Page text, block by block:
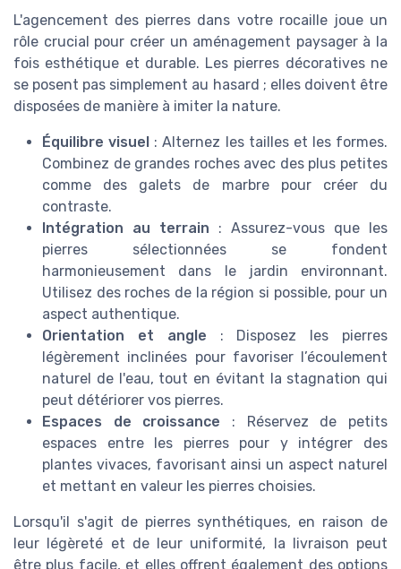
L'agencement des pierres dans votre rocaille joue un
rôle crucial pour créer un aménagement paysager à la
fois esthétique et durable. Les pierres décoratives ne
se posent pas simplement au hasard ; elles doivent être
disposées de manière à imiter la nature.
Équilibre visuel : Alternez les tailles et les formes.
Combinez de grandes roches avec des plus petites
comme des galets de marbre pour créer du
contraste.
Intégration au terrain : Assurez-vous que les
pierres sélectionnées se fondent
harmonieusement dans le jardin environnant.
Utilisez des roches de la région si possible, pour un
aspect authentique.
Orientation et angle : Disposez les pierres
légèrement inclinées pour favoriser l’écoulement
naturel de l'eau, tout en évitant la stagnation qui
peut détériorer vos pierres.
Espaces de croissance : Réservez de petits
espaces entre les pierres pour y intégrer des
plantes vivaces, favorisant ainsi un aspect naturel
et mettant en valeur les pierres choisies.
Lorsqu'il s'agit de pierres synthétiques, en raison de
leur légèreté et de leur uniformité, la livraison peut
être plus facile, et elles offrent également des options